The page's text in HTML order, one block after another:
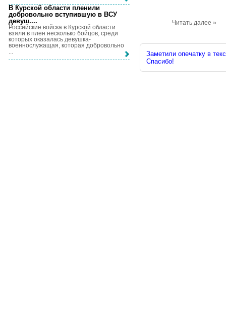
Читать далее »
Заметили опечатку в
Спасибо!
В Курской области пленили
добровольно вступившую в ВСУ
девуш....
Российские войска в Курской области
взяли в плен несколько бойцов, среди
которых оказалась девушка-
военнослужащая, которая добровольно
...